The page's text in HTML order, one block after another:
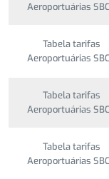
Aeroportuárias
Tabela tarifas
Aeroportuárias
Tabela tarifas
Aeroportuárias
Tabela tarifas
Aeroportuárias